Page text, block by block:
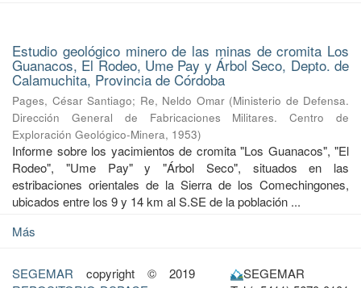
Estudio geológico minero de las minas de cromita Los
Guanacos, El Rodeo, Ume Pay y Árbol Seco, Depto. de
Calamuchita, Provincia de Córdoba
Pages, César Santiago; Re, Neldo Omar (Ministerio de Defensa.
Dirección General de Fabricaciones Militares. Centro de
Exploración Geológico-Minera, 1953)
Informe sobre los yacimientos de cromita "Los Guanacos", "El
Rodeo", "Ume Pay" y "Árbol Seco", situados en las
estribaciones orientales de la Sierra de los Comechingones,
ubicados entre los 9 y 14 km al S.SE de la población ...
Más
SEGEMAR copyright © 2019
SEGEMAR